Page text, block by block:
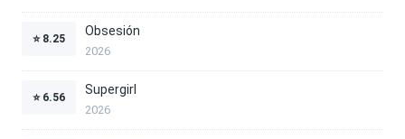
⭐ 8.25
Obsesión
2026
⭐ 6.56
Supergirl
2026